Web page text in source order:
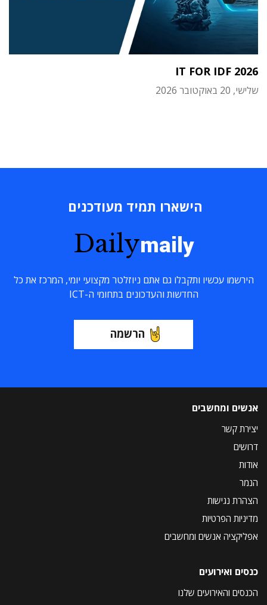
IT FOR IDF 2026
שלישי, 20 באוקטובר 2026
הישארו תמיד מעודכנים
Dailymaily
הירשמו עכשיו ותקבלו גם אתם ניוזלטר מקצועי יומי, המרכז את כל
החדשות והעדכונים בתחומי ה-ICT
הרשמה
אנשים ומחשבים
יצירת קשר
דרושים
אודות
הנמר
הצהרת נגישות
מדיניות הפרטיות
אפליקציה אנשים ומחשבים
כנסים ואירועים
הכנסים והאירועים שלנו